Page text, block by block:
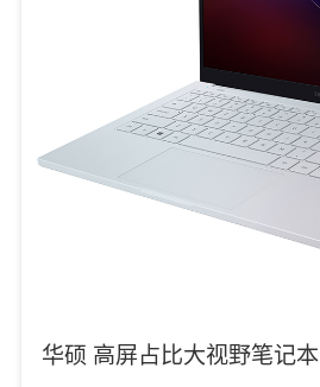
华硕 高屏占比大视野笔记本